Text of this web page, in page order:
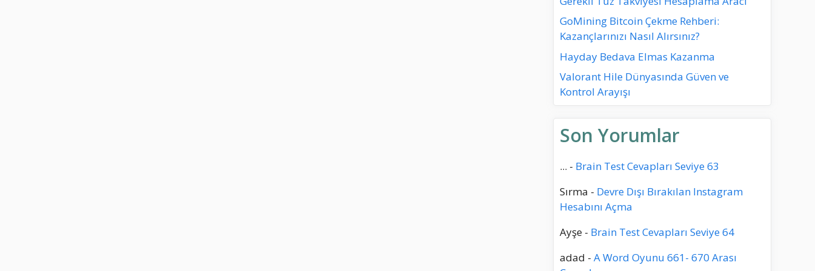
GoMining Bitcoin Çekme Rehberi:
Kazançlarınızı Nasıl Alırsınız?
Hayday Bedava Elmas Kazanma
Valorant Hile Dünyasında Güven ve
Kontrol Arayışı
Son Yorumlar
... - Brain Test Cevapları Seviye 63
Sırma - Devre Dışı Bırakılan Instagram
Hesabını Açma
Ayşe - Brain Test Cevapları Seviye 64
adad - A Word Oyunu 661- 670 Arası